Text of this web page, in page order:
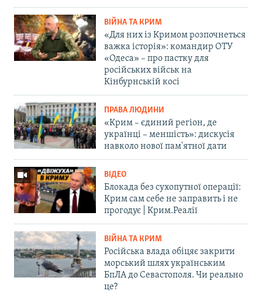
ВІЙНА ТА КРИМ
«Для них із Кримом розпочнеться
важка історія»: командир ОТУ
«Одеса» – про пастку для
російських військ на
Кінбурнській косі
ПРАВА ЛЮДИНИ
«Крим – єдиний регіон, де
українці – меншість»: дискусія
навколо нової пам'ятної дати
ВІДЕО
Блокада без сухопутної операції:
Крим сам себе не заправить і не
прогодує | Крим.Реалії
ВІЙНА ТА КРИМ
Російська влада обіцяє закрити
морський шлях українським
БпЛА до Севастополя. Чи реально
це?